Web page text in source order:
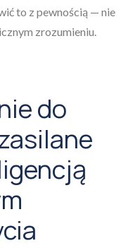
to z pewnością — nie
zrozumieniu.
do